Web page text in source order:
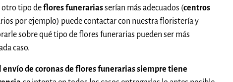
otro tipo deflores funerariasserían más adecuados (centros
por ejemplo) puede contactar con nuestra floristería y
sobre qué tipo de flores funerarias pueden ser más
caso.
envío de coronas de flores funerarias siempre tiene